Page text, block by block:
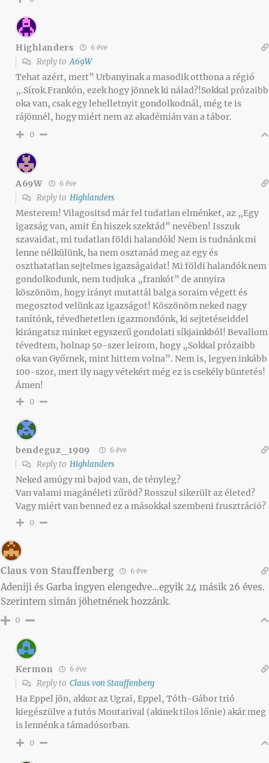
Highlanders 6 éve
Reply toA69W
Tehat azért, mert” Urbanyinak a masodik otthona a régió
„.Sírok.Frankón, ezek hogy jönnek ki nálad?!Sokkal prózaibb
oka van, csak egy lehelletnyit gondolkodnál, még te is
rájönnél, hogy miért nem az akadémián van a tábor.
0
A69W 6 éve
Reply to Highlanders
Mesterem! Vilagositsd már fel tudatlan elménket, az „Egy
igazság van, amit Én hiszek szektád” nevében! Isszuk
szavaidat, mi tudatlan földi halandók! Nem is tudnánk mi
lenne nélkülünk, ha nem osztanád meg az egy és
oszthatatlan sejtelmes igazságaidat! Mi földi halandók nem
gondolkodunk, nem tudjuk a „frankót” de annyira
köszönöm, hogy irányt mutattál balga soraim végett és
megosztod velünk az igazságot! Köszönöm neked nagy
tanítónk, tévedhetetlen igazmondónk, ki sejtetéseiddel
kirángatsz minket egyszerű gondolati síkjainkból! Bevallom
tévedtem, holnap 50-szer leirom, hogy „Sokkal prózaibb
oka van Győrnek, mint hittem volna”. Nem is, legyen inkább
100-szor, mert ily nagy vétekért még ez is csekély büntetés!
Ámen!
0
bendeguz_1909 6 éve
Reply to Highlanders
Neked amúgy mi bajod van, de tényleg?
Van valami magánéleti zűröd? Rosszul sikerült az életed?
Vagy miért van benned ez a másokkal szembeni frusztráció?
0
Claus von Stauffenberg 6 éve
Adeniji és Garba ingyen elengedve…egyik 24 másik 26 éves.
Szerintem simán jöhetnének hozzánk.
0
Kermon 6 éve
Reply to Claus von Stauffenberg
Ha Eppel jön, akkor az Ugrai, Eppel, Tóth-Gábor trió
kiegészülve a futós Moutarival (akinek tilos lőnie) akár meg
is lennénk a támadósorban.
0